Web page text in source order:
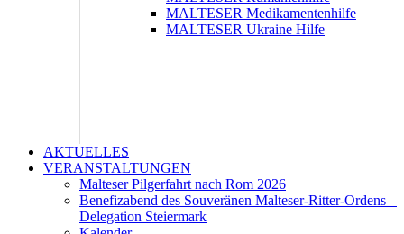
MALTESER Medikamentenhilfe
MALTESER Ukraine Hilfe
AKTUELLES
VERANSTALTUNGEN
Malteser Pilgerfahrt nach Rom 2026
Benefizabend des Souveränen Malteser-Ritter-Ordens –
Delegation Steiermark